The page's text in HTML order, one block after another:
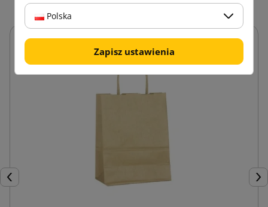
Poprzedni
Polska
Zapisz ustawienia